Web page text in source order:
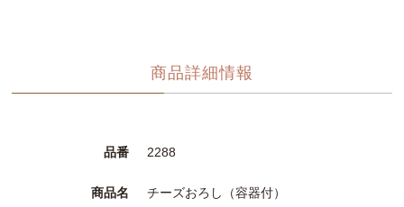
商品詳細情報
品番 2288
商品名 チーズおろし（容器付）